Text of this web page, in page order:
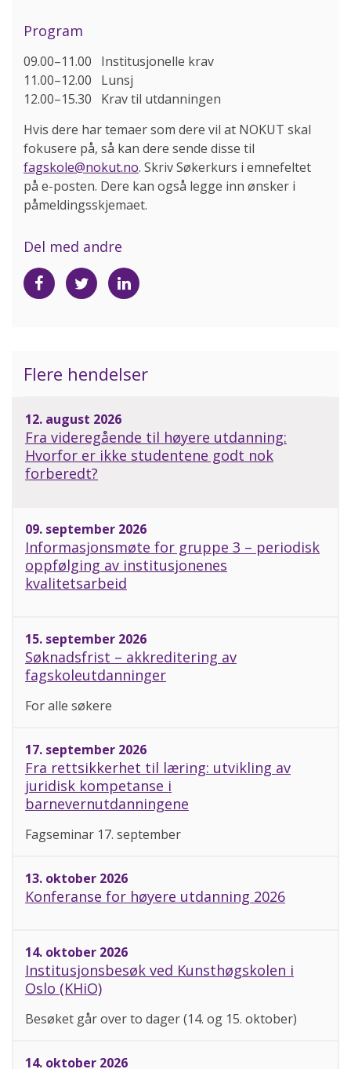
Program
09.00–11.00 Institusjonelle krav
11.00–12.00 Lunsj
12.00–15.30 Krav til utdanningen
Hvis dere har temaer som dere vil at NOKUT skal
fokusere på, så kan dere sende disse til
fagskole@nokut.no. Skriv Søkerkurs i emnefeltet
på e-posten. Dere kan også legge inn ønsker i
påmeldingsskjemaet.
Del med andre
Del
på
Del
på
Del
på
Flere hendelser
12. august 2026
Fra videregående til høyere utdanning:
Hvorfor er ikke studentene godt nok
forberedt?
09. september 2026
Informasjonsmøte for gruppe 3 – periodisk
oppfølging av institusjonenes
kvalitetsarbeid
15. september 2026
Søknadsfrist – akkreditering av
fagskoleutdanninger
For alle søkere
17. september 2026
Fra rettsikkerhet til læring: utvikling av
juridisk kompetanse i
barnevernutdanningene
Fagseminar 17. september
13. oktober 2026
Konferanse for høyere utdanning 2026
14. oktober 2026
Institusjonsbesøk ved Kunsthøgskolen i
Oslo (KHiO)
Besøket går over to dager (14. og 15. oktober)
14. oktober 2026